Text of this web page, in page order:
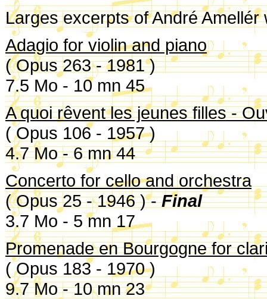
Larges excerpts of André
Adagio for violin and piano
( Opus 263 - 1981 )
7.5 Mo - 10 mn 45
A quoi rêvent les jeunes filles -
( Opus 106 - 1957 )
4.7 Mo - 6 mn 44
Concerto for cello and orchestra
( Opus 25 - 1946 ) -Final
3.7 Mo - 5 mn 17
Promenade en Bourgogne for
( Opus 183 - 1970 )
9.7 Mo - 10 mn 23